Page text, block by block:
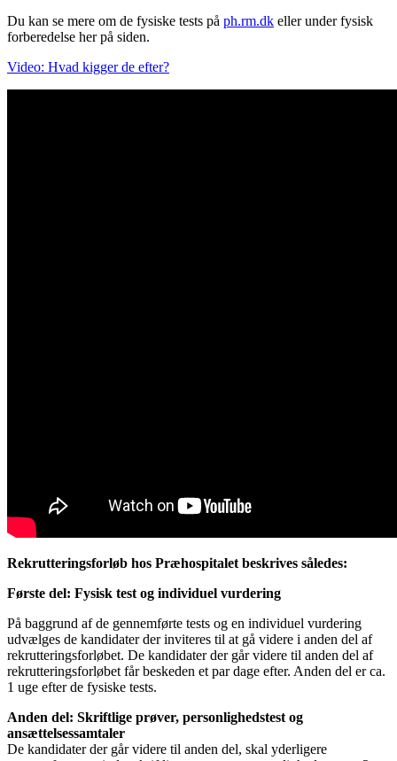
Du kan se mere om de fysiske tests på ph.rm.dk eller under fysisk
forberedelse her på siden.
Video: Hvad kigger de efter?
Rekrutteringsforløb hos Præhospitalet beskrives således:
Første del: Fysisk test og individuel vurdering
På baggrund af de gennemførte tests og en individuel vurdering
udvælges de kandidater der inviteres til at gå videre i anden del af
rekrutteringsforløbet. De kandidater der går videre til anden del af
rekrutteringsforløbet får beskeden et par dage efter. Anden del er ca.
1 uge efter de fysiske tests.
Anden del: Skriftlige prøver, personlighedstest og
ansættelsessamtaler
De kandidater der går videre til anden del, skal yderligere